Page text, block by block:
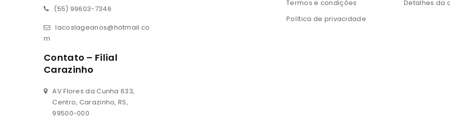
(55) 99603-7346
lacoslageanos@hotmail.co
m
Contato – Filial
Carazinho
AV Flores da Cunha 633,
Centro, Carazinho, RS,
99500-000
Termos e condições
Política de privacidade
Detalhes da